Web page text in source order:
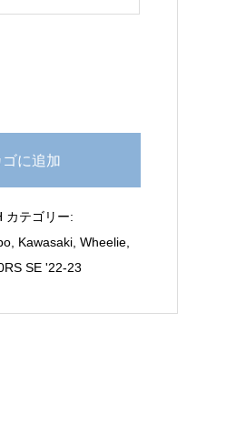
に追加
カテゴリー:
, Kawasaki, Wheelie,
SE '22-23